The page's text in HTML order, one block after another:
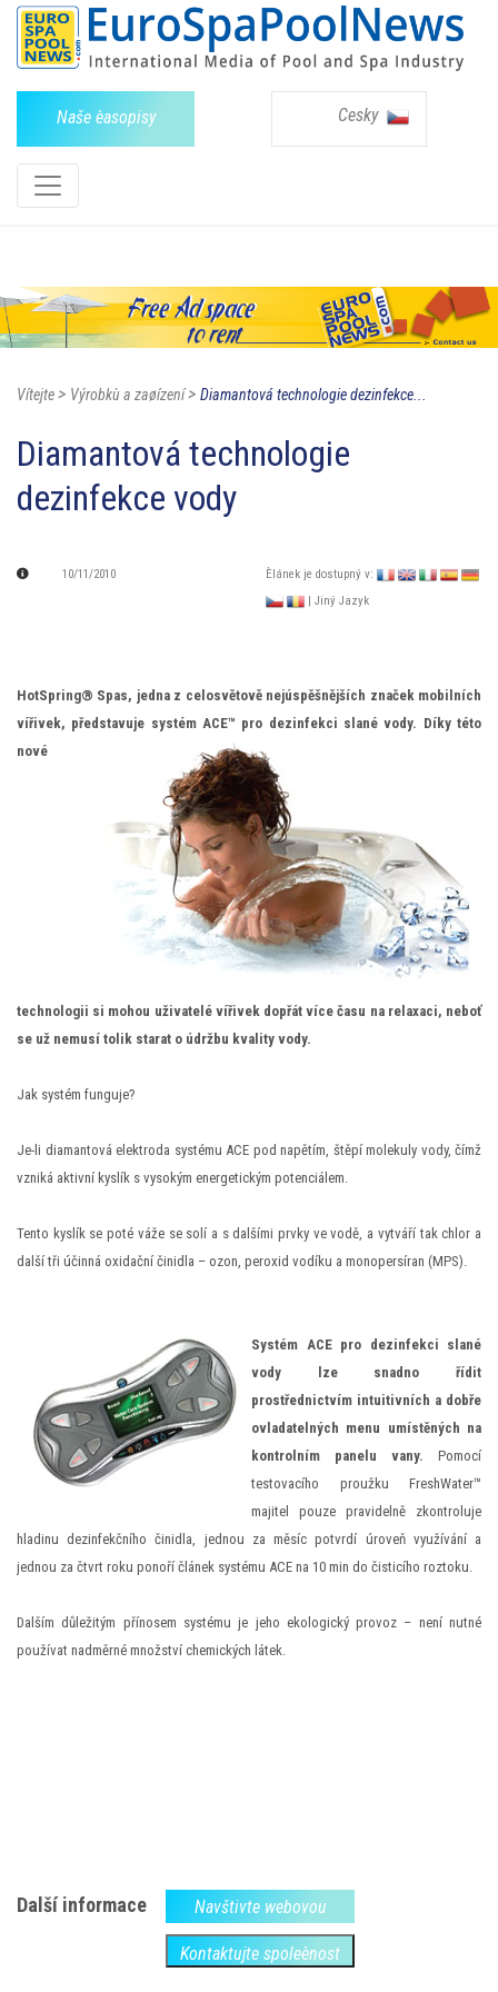
Naše èasopisy Cesky
Vítejte> Výrobkù a zaøízení> Diamantová technologie dezinfekce...
Diamantová technologie
dezinfekce vody
10/11/2010
Èlánek je dostupný v:
| Jiný Jazyk
HotSpring® Spas, jedna z celosvětově nejúspěšnějších značek mobilních
vířivek, představuje systém ACE™ pro dezinfekci slané vody. Díky této
nové
technologii si mohou uživatelé vířivek dopřát více času na relaxaci, neboť
se už nemusí tolik starat o údržbu kvality vody.
Jak systém funguje?
Je-li diamantová elektroda systému ACE pod napětím, štěpí molekuly vody, čímž
vzniká aktivní kyslík s vysokým energetickým potenciálem.
Tento kyslík se poté váže se solí a s dalšími prvky ve vodě, a vytváří tak chlor a
další tři účinná oxidační činidla – ozon, peroxid vodíku a monopersíran (MPS).
Systém ACE pro dezinfekci slané
vody lze snadno řídit
prostřednictvím intuitivních a dobře
ovladatelných menu umístěných na
kontrolním panelu vany. Pomocí
testovacího proužku FreshWater™
majitel pouze pravidelně zkontroluje
hladinu dezinfekčního činidla, jednou za měsíc potvrdí úroveň využívání a
jednou za čtvrt roku ponoří článek systému ACE na 10 min do čisticího roztoku.
Dalším důležitým přínosem systému je jeho ekologický provoz – není nutné
používat nadměrné množství chemických látek.
Další informace Navštivte webovou
Kontaktujte spoleènost